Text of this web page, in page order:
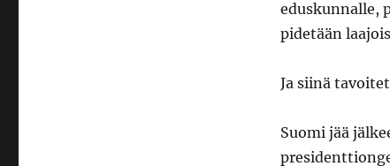
eduskunnalle,
pidetään
Ja siinä
Suomi jää